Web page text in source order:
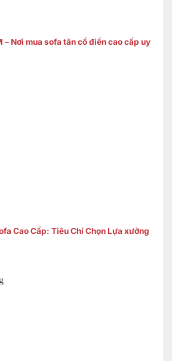
– Nơi mua sofa tân cổ điển cao cấp uy
Cao Cấp: Tiêu Chí Chọn Lựa xưởng